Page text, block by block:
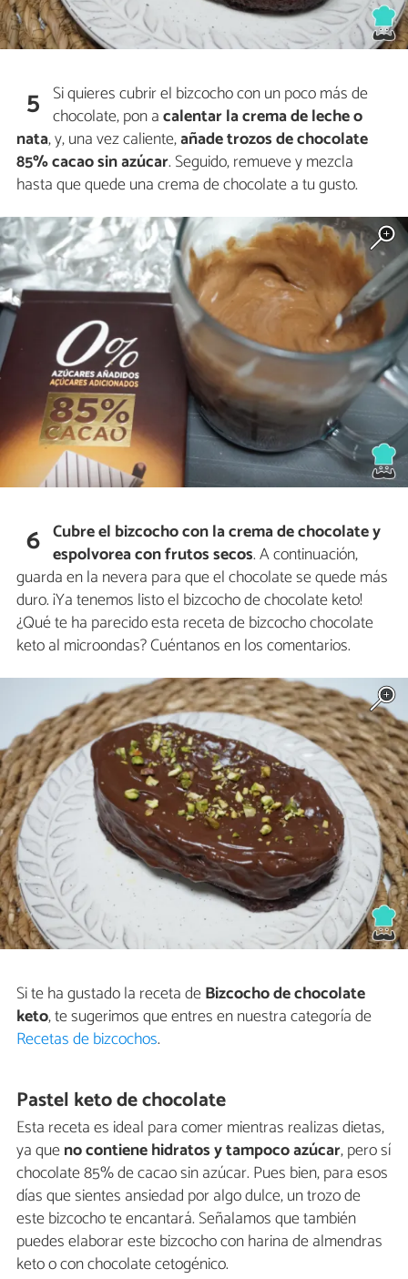
5 Si quieres cubrir el bizcocho con un poco más de
chocolate, pon acalentar la crema de leche o
nata, y, una vez caliente,añade trozos de chocolate
85% cacao sin azúcar. Seguido, remueve y mezcla
hasta que quede una crema de chocolate a tu gusto.
6 Cubre el bizcocho con la crema de chocolate y
espolvorea con frutos secos. A continuación,
guarda en la nevera para que el chocolate se quede más
duro. ¡Ya tenemos listo el bizcocho de chocolate keto!
¿Qué te ha parecido esta receta de bizcocho chocolate
keto al microondas? Cuéntanos en los comentarios.
Si te ha gustado la receta deBizcocho de chocolate
keto, te sugerimos que entres en nuestra categoría de
Recetas de bizcochos.
Pastel keto de chocolate
Esta receta es ideal para comer mientras realizas dietas,
ya queno contiene hidratos y tampoco azúcar, pero sí
chocolate 85% de cacao sin azúcar. Pues bien, para esos
días que sientes ansiedad por algo dulce, un trozo de
este bizcocho te encantará. Señalamos que también
puedes elaborar este bizcocho con harina de almendras
keto o con chocolate cetogénico.